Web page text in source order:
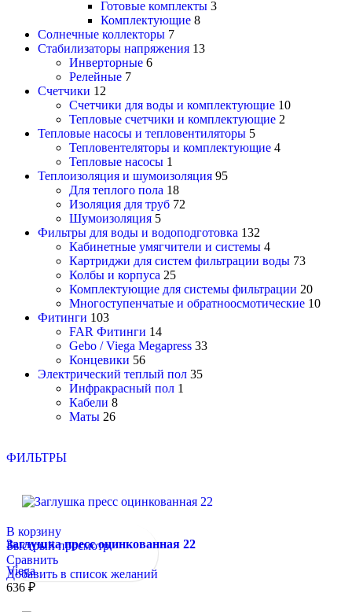
Готовые комплекты 3
Комплектующие 8
Солнечные коллекторы 7
Стабилизаторы напряжения 13
Инверторные 6
Релейные 7
Счетчики 12
Счетчики для воды и комплектующие 10
Тепловые счетчики и комплектующие 2
Тепловые насосы и тепловентиляторы 5
Тепловентеляторы и комплектующие 4
Тепловые насосы 1
Теплоизоляция и шумоизоляция 95
Для теплого пола 18
Изоляция для труб 72
Шумоизоляция 5
Фильтры для воды и водоподготовка 132
Кабинетные умягчители и системы 4
Картриджи для систем фильтрации воды 73
Колбы и корпуса 25
Комплектующие для системы фильтрации 20
Многоступенчатые и обратноосмотические 10
Фитинги 103
FAR Фитинги 14
Gebo / Viega Megapress 33
Концевики 56
Электрический теплый пол 35
Инфракрасный пол 1
Кабели 8
Маты 26
ФИЛЬТРЫ
В корзину
Быстрый просмотр
Сравнить
Добавить в список желаний
Заглушка пресс оцинкованная 22
Viega
636 ₽